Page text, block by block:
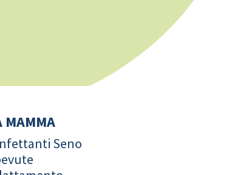
MAMMA
Seno